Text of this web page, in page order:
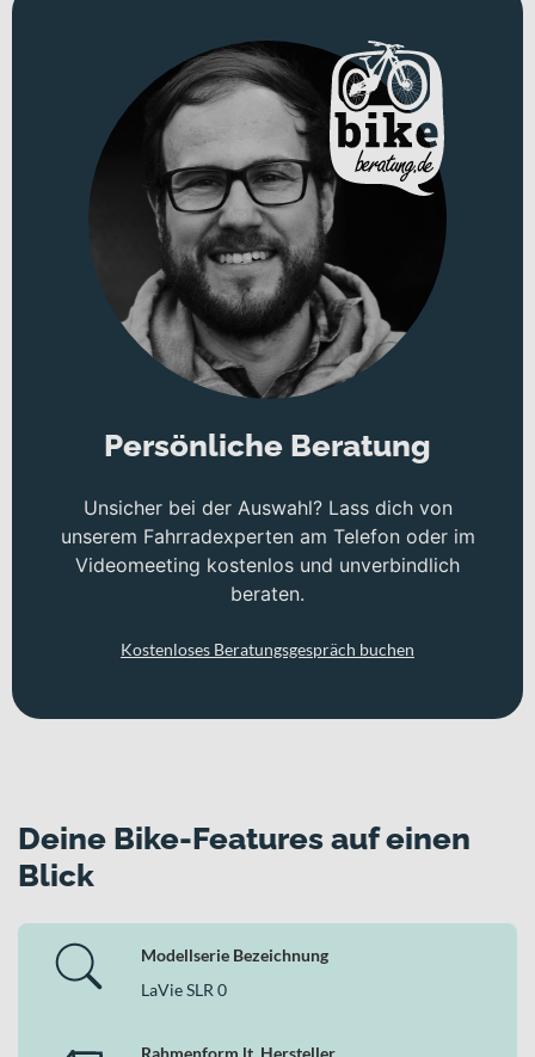
Persönliche Beratung
Unsicher bei der Auswahl? Lass dich von
unserem Fahrradexperten am Telefon oder im
Videomeeting kostenlos und unverbindlich
beraten.
Kostenloses Beratungsgespräch buchen
Deine Bike-Features auf einen
Blick
Modellserie Bezeichnung
LaVie SLR 0
Rahmenform lt. Hersteller